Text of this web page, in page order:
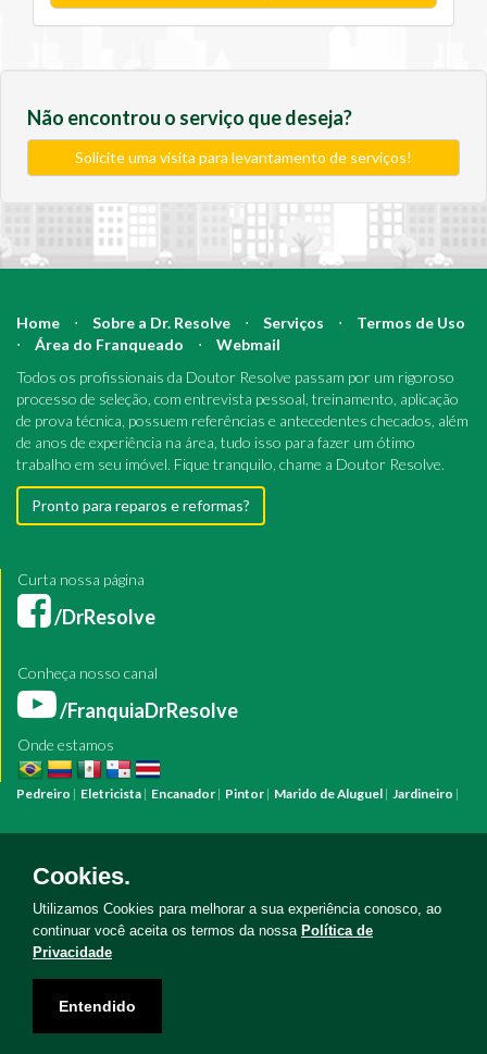
Não encontrou o serviço que deseja?
Solicite uma visita para levantamento de serviços!
Home ⋅ Sobre a Dr. Resolve ⋅ Serviços ⋅
Termos de Uso
⋅
Área do Franqueado ⋅
Webmail
Todos os profissionais da Doutor Resolve passam por um rigoroso
processo de seleção, com entrevista pessoal, treinamento, aplicação
de prova técnica, possuem referências e antecedentes checados, além
de anos de experiência na área, tudo isso para fazer um ótimo
trabalho em seu imóvel. Fique tranquilo, chame a Doutor Resolve.
Pronto para reparos e reformas?
Curta nossa página
/DrResolve
Conheça nosso canal
/FranquiaDrResolve
Onde estamos
Pedreiro | Eletricista | Encanador | Pintor | Marido de Aluguel | Jardineiro |
Bombeiro HidráulicoManutenção PredialManutenção Residencial
ReformaServiço Eletricista
HidráulicaServiço PedreiroServiço Construção
Cookies.
Utilizamos Cookies para melhorar a sua experiência conosco, ao
continuar você aceita os termos da nossa Política de
Privacidade
Entendido